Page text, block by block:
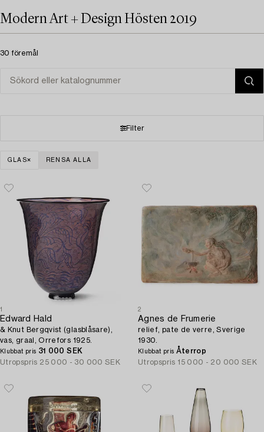
Modern Art + Design Hösten 2019
30 föremål
Filter
GLAS RENSA ALLA
1
Edward Hald
& Knut Bergqvist (glasblåsare),
vas, graal, Orrefors 1925.
Klubbat pris 31 000 SEK
Utropspris 25 000 - 30 000 SEK
2
Agnes de Frumerie
relief, pate de verre, Sverige
1930.
Klubbat pris Återrop
Utropspris 15 000 - 20 000 SEK